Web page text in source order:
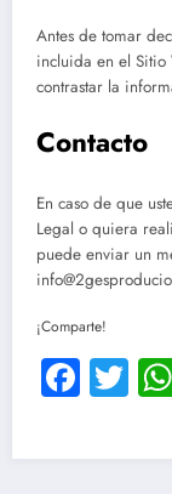
Antes de tomar
incluida en el
contrastar la
Contacto
En caso de que
Legal o quiera
puede enviar un
¡Comparte!